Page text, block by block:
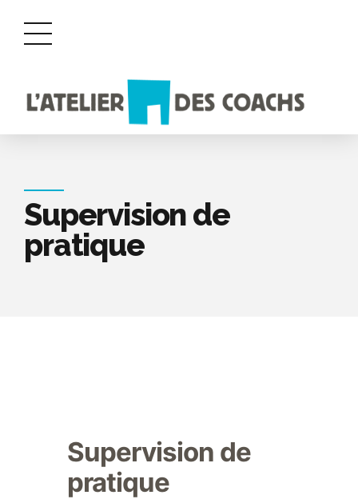
Supervision de
pratique
Supervision de
pratique